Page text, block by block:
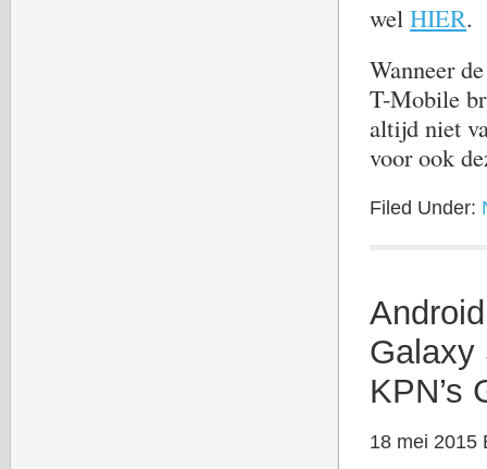
wel HIER.
Wanneer
T-Mobile
altijd niet
voor ook
Filed Under:
Galaxy
KPN’s
18 mei 2015